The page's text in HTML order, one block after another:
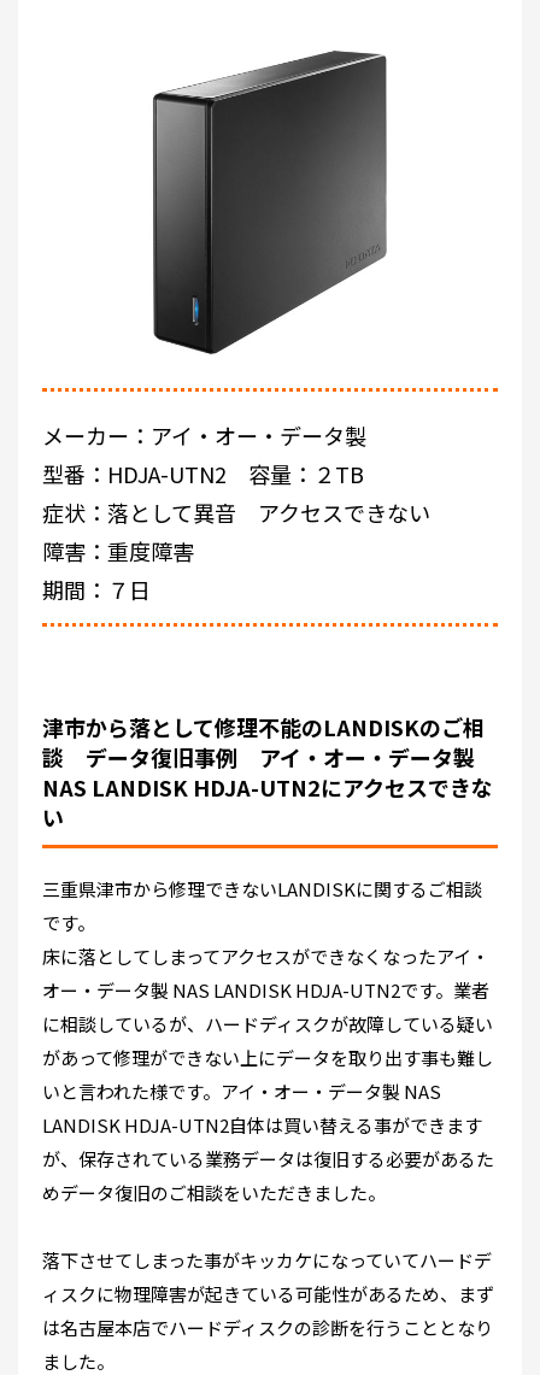
メーカー：アイ・オー・データ製
型番：HDJA-UTN2 容量：２TB
症状：落として異音 アクセスできない
障害：重度障害
期間：７日
津市から落として修理不能のLANDISKのご相
談 データ復旧事例 アイ・オー・データ製
NAS LANDISK HDJA-UTN2にアクセスできな
い
三重県津市から修理できないLANDISKに関するご相談
です。
床に落としてしまってアクセスができなくなったアイ・
オー・データ製 NAS LANDISK HDJA-UTN2です。業者
に相談しているが、ハードディスクが故障している疑い
があって修理ができない上にデータを取り出す事も難し
いと言われた様です。アイ・オー・データ製 NAS
LANDISK HDJA-UTN2自体は買い替える事ができます
が、保存されている業務データは復旧する必要があるた
めデータ復旧のご相談をいただきました。
落下させてしまった事がキッカケになっていてハードデ
ィスクに物理障害が起きている可能性があるため、まず
は名古屋本店でハードディスクの診断を行うこととなり
ました。